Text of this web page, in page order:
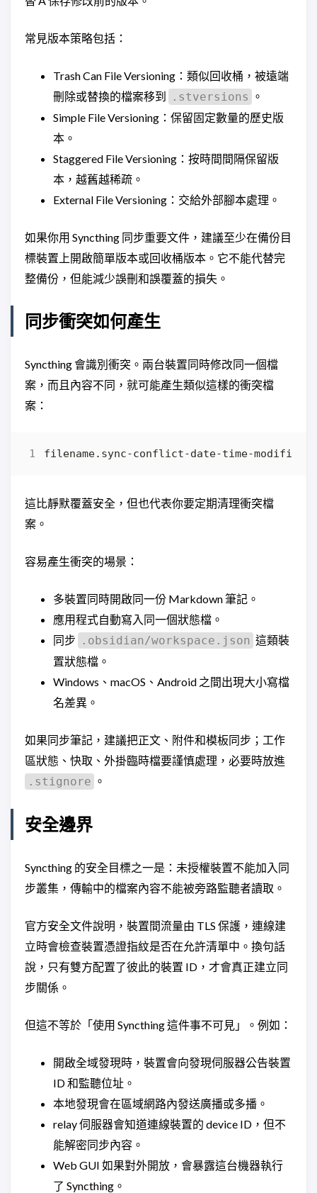
常見版本策略包括：
Trash Can File Versioning：類似回收桶，被遠端
刪除或替換的檔案移到
.stversions 。
Simple File Versioning：保留固定數量的歷史版
本。
Staggered File Versioning：按時間間隔保留版
本，越舊越稀疏。
External File Versioning：交給外部腳本處理。
如果你用 Syncthing 同步重要文件，建議至少在備份目
標裝置上開啟簡單版本或回收桶版本。它不能代替完
整備份，但能減少誤刪和誤覆蓋的損失。
同步衝突如何產生
Syncthing 會識別衝突。兩台裝置同時修改同一個檔
案，而且內容不同，就可能產生類似這樣的衝突檔
案：
這比靜默覆蓋安全，但也代表你要定期清理衝突檔
案。
容易產生衝突的場景：
多裝置同時開啟同一份 Markdown 筆記。
應用程式自動寫入同一個狀態檔。
同步
.obsidian/workspace.json 這類裝
置狀態檔。
Windows、macOS、Android 之間出現大小寫檔
名差異。
如果同步筆記，建議把正文、附件和模板同步；工作
區狀態、快取、外掛臨時檔要謹慎處理，必要時放進
.stignore 。
安全邊界
Syncthing 的安全目標之一是：未授權裝置不能加入同
步叢集，傳輸中的檔案內容不能被旁路監聽者讀取。
官方安全文件說明，裝置間流量由 TLS 保護，連線建
立時會檢查裝置憑證指紋是否在允許清單中。換句話
說，只有雙方配置了彼此的裝置 ID，才會真正建立同
步關係。
但這不等於「使用 Syncthing 這件事不可見」。例如：
開啟全域發現時，裝置會向發現伺服器公告裝置
ID 和監聽位址。
本地發現會在區域網路內發送廣播或多播。
relay 伺服器會知道連線裝置的 device ID，但不
能解密同步內容。
Web GUI 如果對外開放，會暴露這台機器執行
了 Syncthing。